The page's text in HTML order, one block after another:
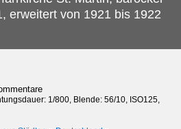
erweitert von 1921 bis 1922
1/800, Blende: 56/10, ISO125,